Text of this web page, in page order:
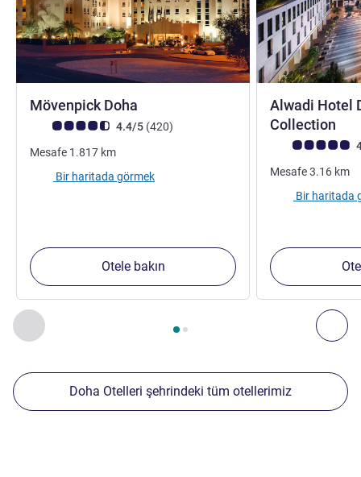
Önceki - Yakınlardaki diğer tesislerimiz
Sayfa , Yakınlardaki diğer tesislerimiz 1 :, Yakınlardaki
Mövenpick Doha
Avis müşterileri puanı (ALL Puanlama)
4.4/5 (420görüş
)
Mesafe 1.817 km
Bir haritada görmek
Otele bakın
Alwadi Hotel
Collection
Avis müşterileri
Mesafe3.16 km
Bir haritada
Doha Otelleri şehrindeki tüm otellerimiz